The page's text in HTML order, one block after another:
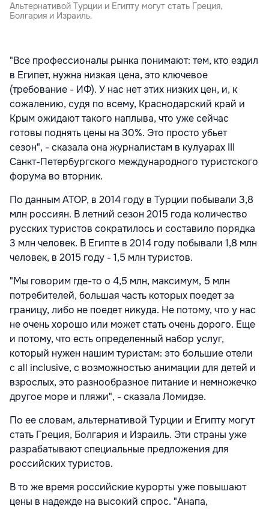
Альтернативой Турции и Египту могут стать Греция,
Болгария и Израиль.
"Все профессионалы рынка понимают: тем, кто ездил
в Египет, нужна низкая цена, это ключевое
(требование - ИФ). У нас нет этих низких цен, и, к
сожалению, судя по всему, Краснодарский край и
Крым ожидают такого наплыва, что уже сейчас
готовы поднять цены на 30%. Это просто убьет
сезон", - сказала она журналистам в кулуарах III
Санкт-Петербургского международного туристского
форума во вторник.
По данным АТОР, в 2014 году в Турции побывали 3,8
млн россиян. В летний сезон 2015 года количество
русских туристов сократилось и составило порядка
3 млн человек. В Египте в 2014 году побывали 1,8 млн
человек, в 2015 году - 1,5 млн туристов.
"Мы говорим где-то о 4,5 млн, максимум, 5 млн
потребителей, большая часть которых поедет за
границу, либо не поедет никуда. Не потому, что у нас
не очень хорошо или может стать очень дорого. Еще
и потому, что есть определенный набор услуг,
который нужен нашим туристам: это большие отели
с all inclusive, с возможностью анимации для детей и
взрослых, это разнообразное питание и немножечко
другое море и пляжи", - сказала Ломидзе.
По ее словам, альтернативой Турции и Египту могут
стать Греция, Болгария и Израиль. Эти страны уже
разрабатывают специальные предложения для
российских туристов.
В то же время российские курорты уже повышают
цены в надежде на высокий спрос. "Анапа,